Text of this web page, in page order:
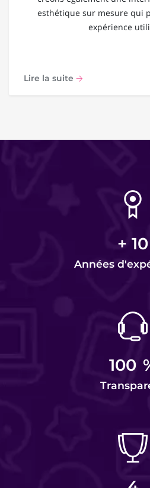
esthétique sur mesure qui
expérience
Lire la suite
+ 10
Années
100